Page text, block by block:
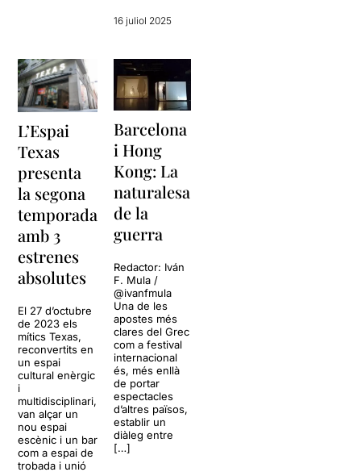
16 juliol 2025
L’Espai
Texas
presenta
la segona
temporada
amb 3
estrenes
absolutes
El 27 d’octubre
de 2023 els
mítics Texas,
reconvertits en
un espai
cultural enèrgic
i
multidisciplinari,
van alçar un
nou espai
escènic i un bar
com a espai de
trobada i unió
Barcelona
i Hong
Kong: La
naturalesa
de la
guerra
Redactor: Iván
F. Mula /
@ivanfmula
Una de les
apostes més
clares del Grec
com a festival
internacional
és, més enllà
de portar
espectacles
d’altres països,
establir un
diàleg entre
[…]